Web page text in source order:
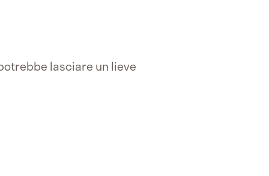
lasciare un lieve